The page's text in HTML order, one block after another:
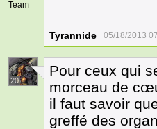
Team
Tyrannide 05/18/2013
20
Pour ceux qui
morceau de
il faut savoir
greffé des